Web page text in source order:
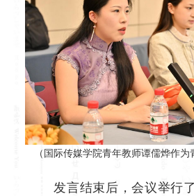
（国际传媒学院青年教师谭儒烨作为
发言结束后，会议举行